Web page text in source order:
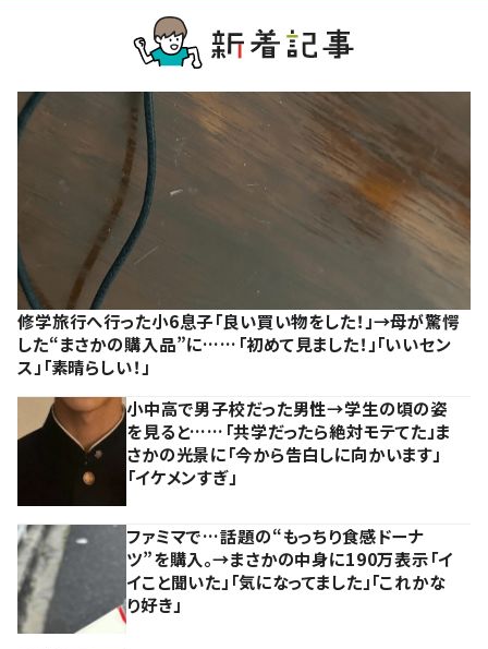
修学旅行へ行った小6息子「良い買い物をした！」→母が驚愕
した“まさかの購入品”に……「初めて見ました！」「いいセン
ス」「素晴らしい！」
小中高で男子校だった男性→学生の頃の姿
を見ると……「共学だったら絶対モテてた」ま
さかの光景に「今から告白しに向かいます」
「イケメンすぎ」
ファミマで…話題の“もっちり食感ドーナ
ツ”を購入。→まさかの中身に190万表示「イ
イこと聞いた」「気になってました」「これかな
り好き」